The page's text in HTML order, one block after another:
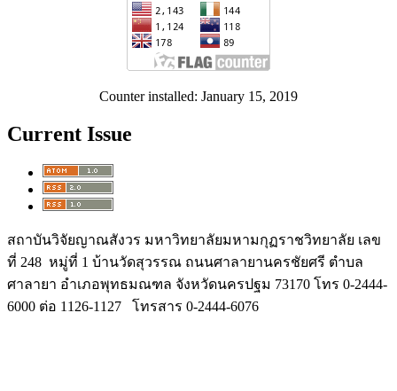
Counter installed: January 15, 2019
Current Issue
สถาบันวิจัยญาณสังวร มหาวิทยาลัยมหามกุฏราชวิทยาลัย เลข
ที่ 248 หมู่ที่ 1 บ้านวัดสุวรรณ ถนนศาลายานครชัยศรี ตำบล
ศาลายา อำเภอพุทธมณฑล จังหวัดนครปฐม 73170 โทร 0-2444-
6000 ต่อ 1126-1127 โทรสาร 0-2444-6076